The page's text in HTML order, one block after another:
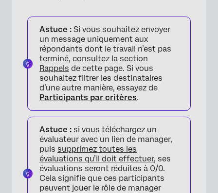
Astuce : Si vous souhaitez envoyer
un message uniquement aux
répondants dont le travail n’est pas
terminé, consultez la section
Rappels de cette page. Si vous
souhaitez filtrer les destinataires
d’une autre manière, essayez de
Participants par critères.
Astuce : si vous téléchargez un
évaluateur avec un lien de manager,
puis supprimez toutes les
évaluations qu’il doit effectuer, ses
évaluations seront réduites à 0/0.
Cela signifie que ces participants
peuvent jouer le rôle de manager